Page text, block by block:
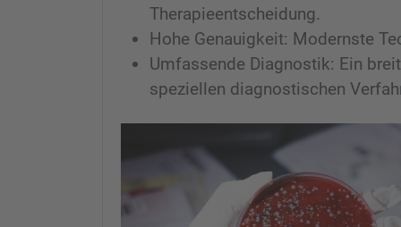
Therapieentscheidung.
Hohe Genauigkeit: Modernste
Umfassende Diagnostik: Ein
speziellen diagnostischen